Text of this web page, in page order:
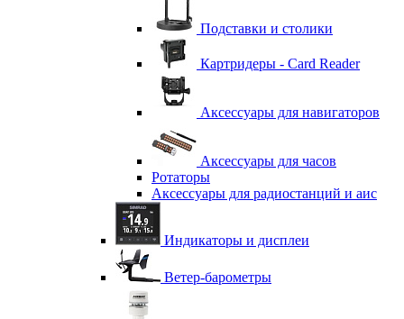
Подставки и столики
Картридеры - Card Reader
Аксессуары для навигаторов
Аксессуары для часов
Ротаторы
Аксессуары для радиостанций и аис
Индикаторы и дисплеи
Ветер-барометры